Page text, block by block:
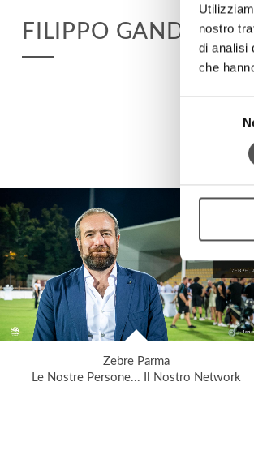
nostro
di analisi
che
FILIPPO GANDOLFI
Zebre Parma
Le Nostre Persone... Il Nostro Network